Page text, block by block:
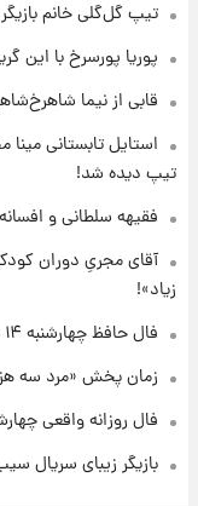
تیپ گل‌گلی خانم
پوریا پورسرخ با
قابی از نیما
استایل تابستانی
تیپ دیده شد!
فقیهه سلطانی و
آقای مجریِ دوران
زیاد»!
فال حافظ چهارشنبه ۱۴ مرداد ماه ۱۴۰۵
زمان پخش «مرد سه
فال روزانه واقعی چهارشنبه ۱۴
بازیگر زیبای سریال